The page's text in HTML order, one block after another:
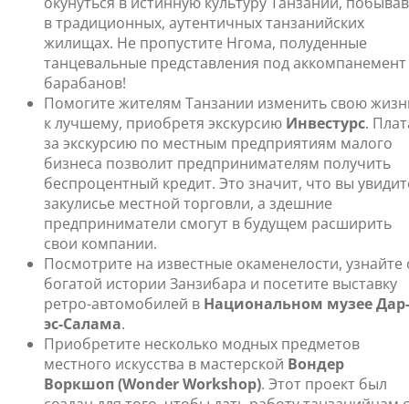
в традиционных, аутентичных танзанийских
жилищах. Не пропустите Нгома, полуденные
танцевальные представления под аккомпанемент
барабанов!
Помогите жителям Танзании изменить свою
к лучшему, приобретя экскурсию Инвестурс.
за экскурсию по местным предприятиям малого
бизнеса позволит предпринимателям получить
беспроцентный кредит. Это значит, что вы
закулисье местной торговли, а здешние
предприниматели смогут в будущем расширить
свои компании.
Посмотрите на известные окаменелости, узнайте
богатой истории Занзибара и посетите выставку
ретро-автомобилей в Национальном музее Дар-
эс-Салама.
Приобретите несколько модных предметов
местного искусства в мастерской Вондер
Воркшоп (Wonder Workshop). Этот проект был